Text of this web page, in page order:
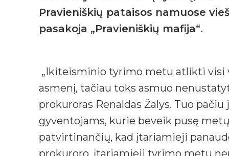
Pravieniškių pataisos namuose
pasakoja „Pravieniškių mafija“.
„Ikiteisminio tyrimo metu atlikti visi veiksmai ir išnaudotos visos galimybės nustatyti nusikalstamą veiką padariusį asmenį, tačiau toks asmuo nenustatytas“, – nutarime sustabdyti policijoje vykdytą tyrimą dėl Jono užpuolimo nurodė prokuroras Renaldas Žalys. Tuo pačiu jis priėmė ir dar vieną sprendimą – panaikino įtarimus dviem Rokiškio rajono gyventojams, kurie beveik pusę metų buvo įtariami Jonui nežymiai sutrikdę sveikatą: „Byloje nėra surinkta duomenų, patvirtinančių, kad įtariamieji panaudojo fizinį smurtą prieš nukentėjusįjį ir jam nežymiai sutrikdė sveikatą“. Pasak prokuroro, įtariamieji tyrimo metu nepripažino jiems pateiktų įtarimų ir teigė, kad tą vakarą, kai Jonas buvo užpultas, jie net nebuvo susitikę. Be to, ant Jono drabužių, kurie jau buvo išskalbti, ekspertai neaptiko mikrodalelių, patvirtinančių, kad tarp įtariamųjų ir nukentėjusiojo būtų buvęs koks nors kontaktas. Nenustačius, kad įtariamieji smurtavo prieš Joną, tyrimas buvo nutrauktas, įtariamiesiems panaikintos kardomosios priemonės – dokumentų paėmimas, rašytinis pasižadėjimas neišvykti ir neieškoti ryšių su nukentėjusiuoju. Tačiau, anot prokuroro, jeigu paaiškėtų naujos aplinkybės, tyrimą bet kada būtų galima atnaujinti. Tiesa, tyrimo pradžioje įtariamieji buvo prisipažinę įvykdę nusikaltimą, bet vėliau poziciją pakeitė ir savo žodžių išsižadėjo – o juk įtariamieji gali kalbėti bet ką, jiems nėra taikoma atsakomybė už melagingų parodymų davimą. Be to, tyrimo metu nebuvo surinkta jokių kitų duomenų, kurie patvirtintų, kad įtariamieji Rokiškio rajono gyventojai būtų smurtavę prieš Joną – atsirado liudytojų, kurie teigė, kad tą vakarą, kai nusikaltimas buvo įvykdytas, jie buvo ne kartu ir visai kitose vietose. „Susidaro įspūdis, kad nusikaltimo niekas ir nenorėjo ištirti, o buvę įtariamieji nepagrįstai beveik pusę metų buvo persekiojami – jeigu jie iš tikrųjų yra nekalti, tai jiems dėl neteisėto persekiojimo buvo padaryta didelė žala“, – sakė Jonas. Jis neslėpė, kad nuo pat tyrimo pradžios ne kartą pareigūnams nurodė, jog buvo užpultas netikėtai ir tamsiu paros metu, todėl užpuolikų veidų neįsidėmėjo. „Manęs klausė, ar tie asmenys, kurie buvo įtariamieji, mane užpuolė, bet aš ne kartą sakiau, kad nežinau, nes jų nespėjau pamatyti, todėl apkaltinti žmogaus negaliu, jeigu nesu įsitikinęs, kad jis yra kaltas“, – kalbėjo nukentėjusysis. Jonas buvo užpultas dar sausio 23 d. vakarą netoli savo namų Rokiškio rajone, kai grįžo iš išvakarėse Vilniuje vykusio knygos ir dokumentinio filmo „Pravieniškių mafija“ pristatymo – šiame renginyje, DELFI ir LNK televizijoje pirmą kartą buvo paviešinta istorija apie Jono gyvenimą Pravieniškių pataisos namuose. Būtent Jono pasakojimas ir užkliuvo jį užpuolusiems asmenims. Jau važiuodamas autobusu iš Vilniaus į Rokiškio rajoną Jonas sulaukė kaimynės skambučio – pamačiusi reportažus moteris kvietė užeiti pasikalbėti, kai tik jis grįš į namus. „Iš karto nuėjau, išgėrėme arbatos, ji nuoširdžiai man patarė pasisaugoti, nes žmonės yra negailestingi, ne visi supranta ir pritaria mano žingsniui“, – sakė Jonas. Tą patį antradienio vakarą vyras buvo užpultas mažai